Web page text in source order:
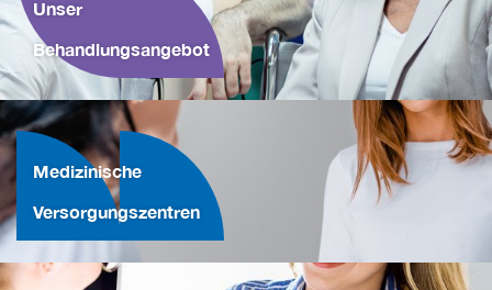
Unser
Behandlungsangebot
Medizinische
Versorgungszentren